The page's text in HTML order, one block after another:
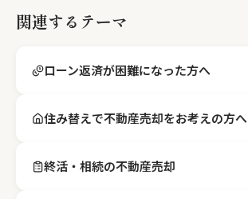
関連するテーマ
ローン返済が困難になった方へ
住み替えで不動産売却をお考えの方へ
終活・相続の不動産売却